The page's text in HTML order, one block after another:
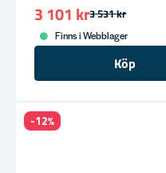
3 531 kr
3 101 kr
Finns i Webblager
Köp
-12%